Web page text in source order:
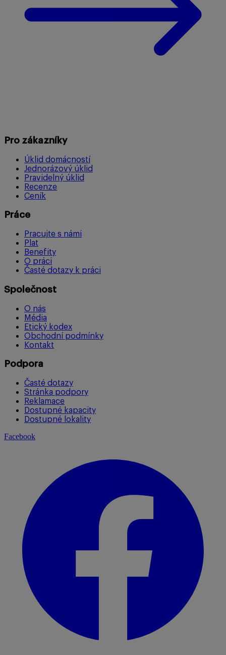
Pro zákazníky
Úklid domácností
Jednorázový úklid
Pravidelný úklid
Recenze
Ceník
Práce
Pracujte s námi
Plat
Benefity
O práci
Časté dotazy k práci
Společnost
O nás
Média
Etický kodex
Obchodní podmínky
Kontakt
Podpora
Časté dotazy
Stránka podpory
Reklamace
Dostupné kapacity
Dostupné lokality
Facebook